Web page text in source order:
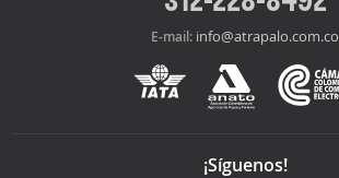
E-mail: info@atrapalo.com.co
¡Síguenos!